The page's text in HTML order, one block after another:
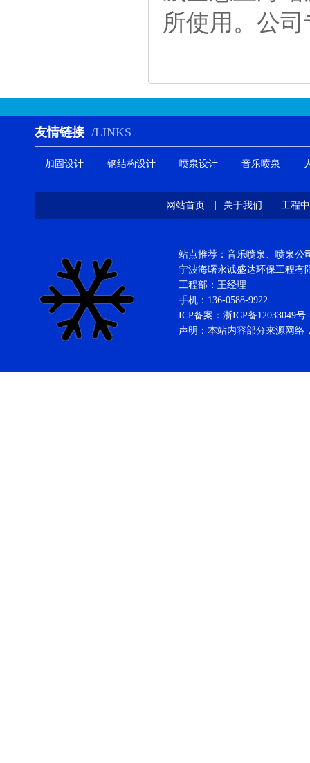
所使用。公
友情链接 /LINKS
加固设计 钢结构设计 喷泉设计 音乐喷泉
网站首页 | 关于我们 | 工程
站点推荐：音乐喷泉、喷泉公
宁波海曙永诚盛达环保工程
工程部：王经理
手机：136-0588-9922
ICP备案： 浙ICP备12033049号
声明：本站内容部分来源网络